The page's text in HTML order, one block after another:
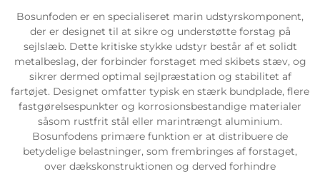
Bosunfoden er en specialiseret marin udstyrskomponent,
der er designet til at sikre og understøtte forstag på
sejlslæb. Dette kritiske stykke udstyr består af et solidt
metalbeslag, der forbinder forstaget med skibets stæv, og
sikrer dermed optimal sejlpræstation og stabilitet af
fartøjet. Designet omfatter typisk en stærk bundplade, flere
fastgørelsespunkter og korrosionsbestandige materialer
såsom rustfrit stål eller marintrængt aluminium.
Bosunfodens primære funktion er at distribuere de
betydelige belastninger, som frembringes af forstaget,
over dækskonstruktionen og derved forhindre